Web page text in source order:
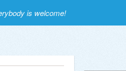
is welcome!